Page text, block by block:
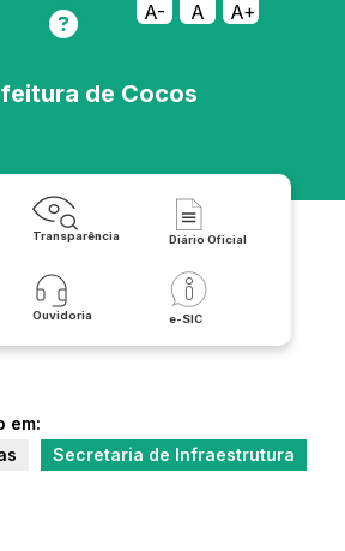
A- A A+
de Cocos
Transparência Diário Oficial
Ouvidoria e-SIC
em:
Secretaria de Infraestrutura